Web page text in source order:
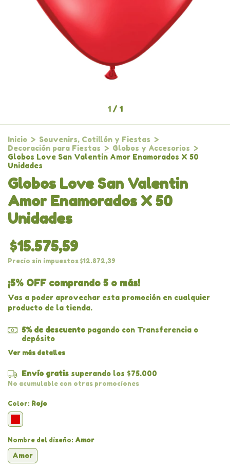
1 / 1
Inicio > Souvenirs, Cotillón y Fiestas >
Decoración para Fiestas > Globos y Accesorios >
Globos Love San Valentin Amor Enamorados X 50
Unidades
Globos Love San Valentin
Amor Enamorados X 50
Unidades
$15.575,59
Precio sin impuestos $12.872,39
¡5% OFF comprando 5 o más!
Vas a poder aprovechar esta promoción en cualquier
producto de la tienda.
5% de descuentopagando con Transferencia o
depósito
Ver más detalles
Envío gratis superando los $75.000
No acumulable con otras promociones
Color: Rojo
Nombre del diseño: Amor
Amor